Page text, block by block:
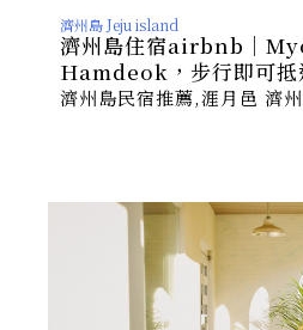
濟州島 Jeju island
濟州島住宿airbnb｜
Hamdeok，步行即可抵
濟州島民宿推薦,涯月邑 濟